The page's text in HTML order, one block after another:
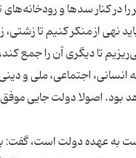
کنار سدها و رودخانه‌های
تا دیگری آن را جمع
اجتماعی، ملی و
بود. اصولا دولت جایی
به عهده دولت است، گفت: